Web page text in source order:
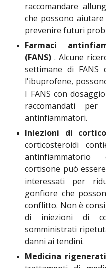
raccomandare
che possono
prevenire futuri
Farmaci
(FANS) . Alcune
settimane di
l'ibuprofene,
I FANS con
raccomandati
antinfiammatori.
Iniezioni di
corticosteroidi
cortisone può
interessati per
gonfiore che
conflitto. Non è
di iniezioni di
somministrati
danni ai tendini.
Medicina